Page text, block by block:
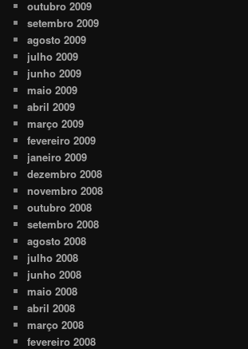
outubro 2009
setembro 2009
agosto 2009
julho 2009
junho 2009
maio 2009
abril 2009
março 2009
fevereiro 2009
janeiro 2009
dezembro 2008
novembro 2008
outubro 2008
setembro 2008
agosto 2008
julho 2008
junho 2008
maio 2008
abril 2008
março 2008
fevereiro 2008